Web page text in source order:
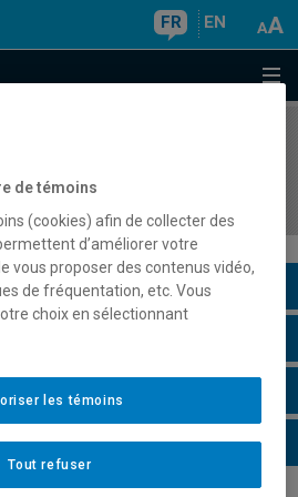
FR EN
de témoins
(cookies) afin de collecter des
d’améliorer votre
vous proposer des contenus vidéo,
de fréquentation, etc. Vous
choix en sélectionnant
Tout refuser
les témoins